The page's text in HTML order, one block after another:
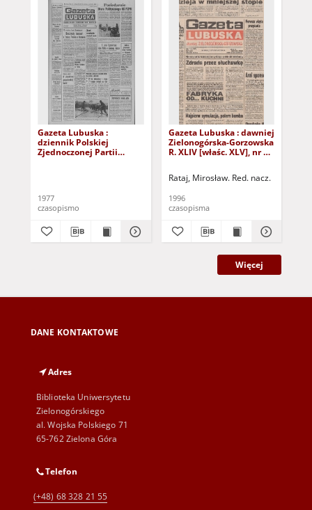
Gazeta Lubuska :
dziennik Polskiej
Zjednoczonej Partii
1977
czasopismo
Gazeta Lubuska : dawniej
Zielonogórska-Gorzowska
R. XLIV [właśc. XLV], nr 52
Rataj, Mirosław. Red. nacz.
1996
czasopisma
Więcej
DANE KONTAKTOWE
Adres
Biblioteka Uniwersytetu
Zielonogórskiego
al. Wojska Polskiego 71
65-762 Zielona Góra
Telefon
(+48) 68 328 21 55